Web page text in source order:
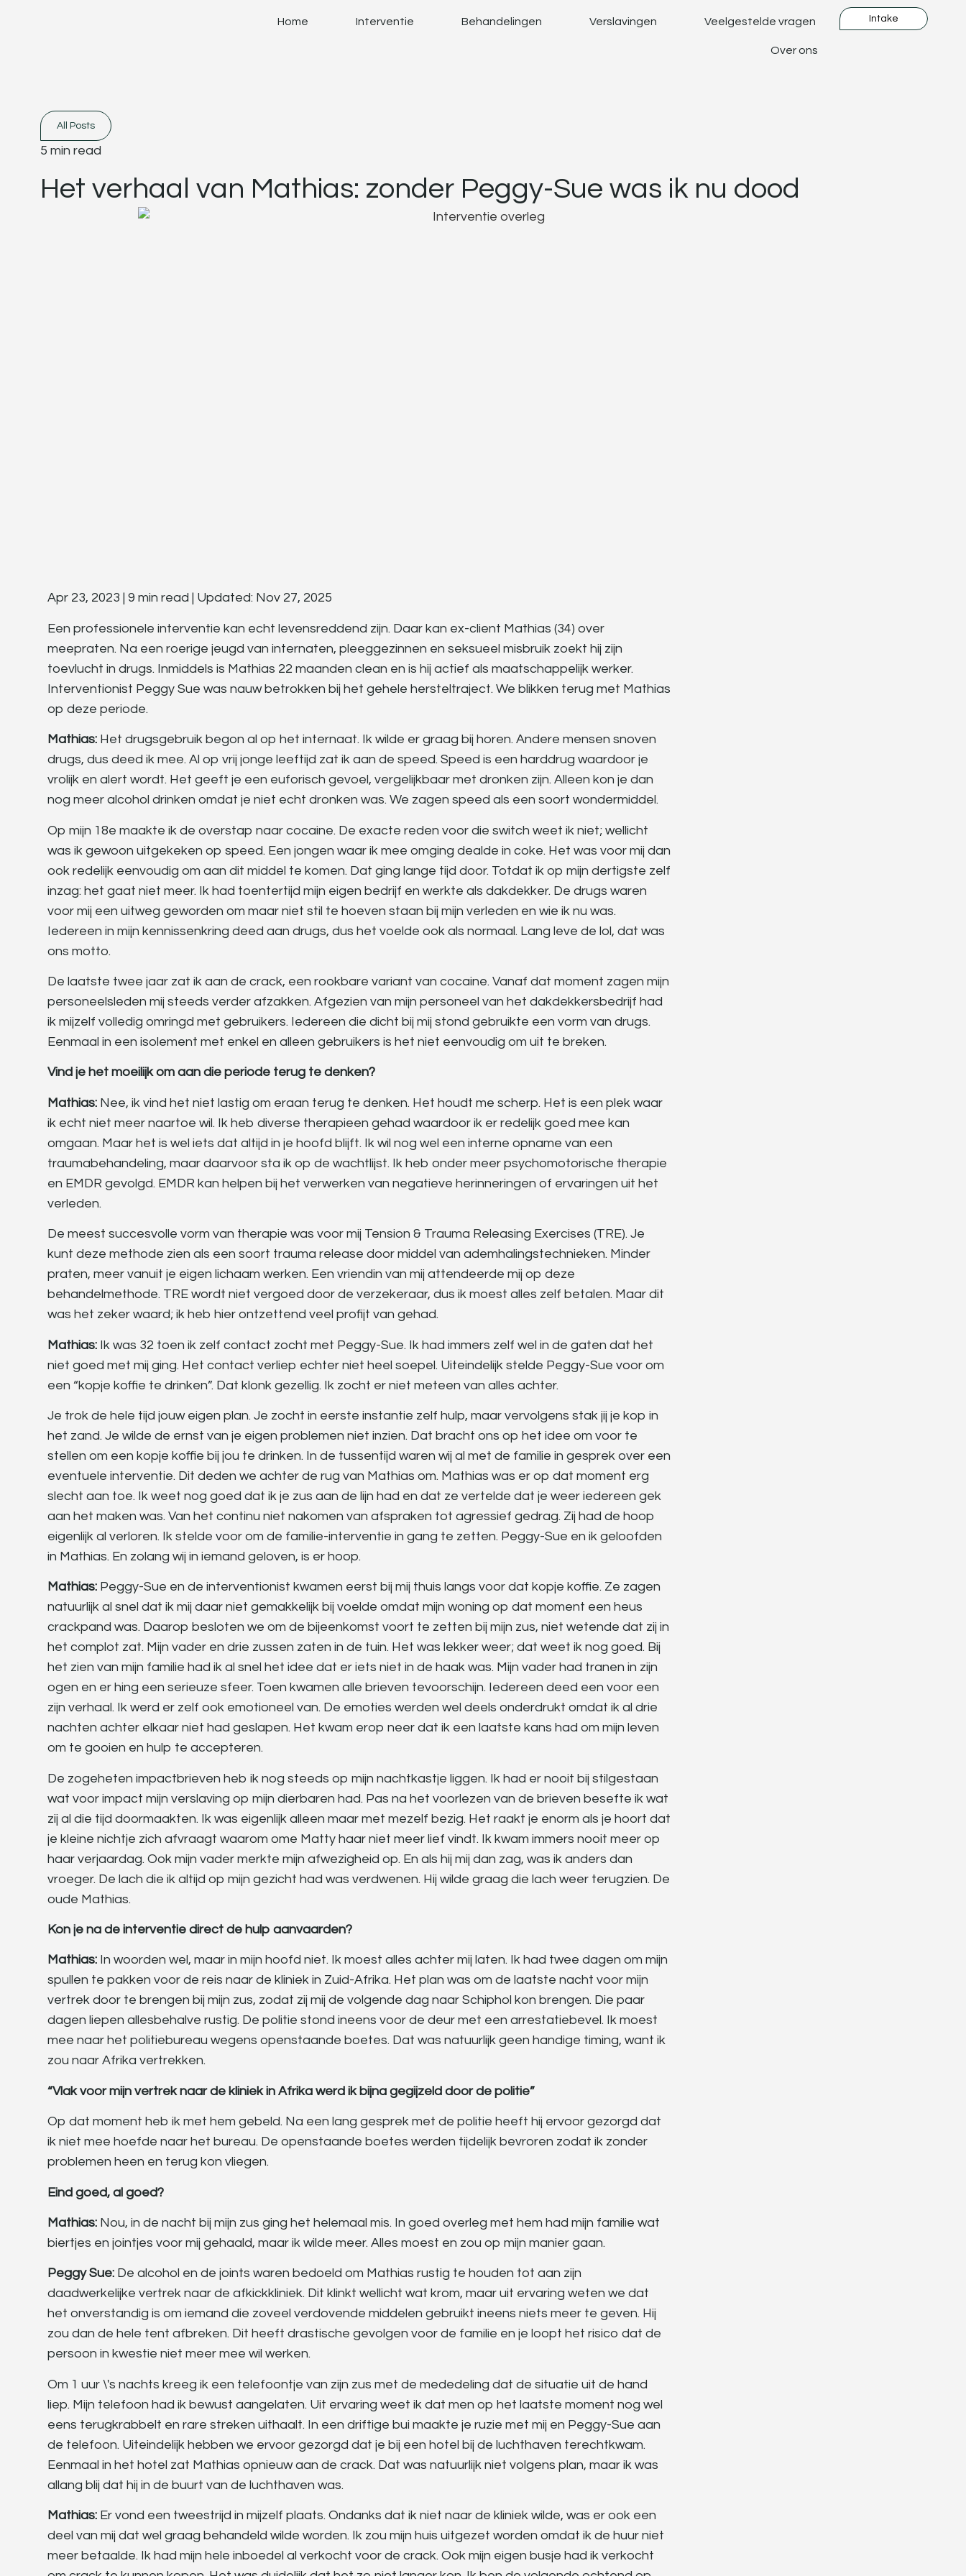
Home Interventie Behandelingen Verslavingen Veelgestelde vragen
Over ons
Intake
All Posts
5 min read
Het verhaal van Mathias: zonder Peggy-Sue was ik nu dood
Apr 23, 2023 | 9 min read | Updated: Nov 27, 2025
Een professionele interventie kan echt levensreddend zijn. Daar kan ex-client Mathias (34) over
meepraten. Na een roerige jeugd van internaten, pleeggezinnen en seksueel misbruik zoekt hij zijn
toevlucht in drugs. Inmiddels is Mathias 22 maanden clean en is hij actief als maatschappelijk werker.
Interventionist Peggy Sue was nauw betrokken bij het gehele hersteltraject. We blikken terug met Mathias
op deze periode.
Mathias: Het drugsgebruik begon al op het internaat. Ik wilde er graag bij horen. Andere mensen snoven
drugs, dus deed ik mee. Al op vrij jonge leeftijd zat ik aan de speed. Speed is een harddrug waardoor je
vrolijk en alert wordt. Het geeft je een euforisch gevoel, vergelijkbaar met dronken zijn. Alleen kon je dan
nog meer alcohol drinken omdat je niet echt dronken was. We zagen speed als een soort wondermiddel.
Op mijn 18e maakte ik de overstap naar cocaine. De exacte reden voor die switch weet ik niet; wellicht
was ik gewoon uitgekeken op speed. Een jongen waar ik mee omging dealde in coke. Het was voor mij dan
ook redelijk eenvoudig om aan dit middel te komen. Dat ging lange tijd door. Totdat ik op mijn dertigste zelf
inzag: het gaat niet meer. Ik had toentertijd mijn eigen bedrijf en werkte als dakdekker. De drugs waren
voor mij een uitweg geworden om maar niet stil te hoeven staan bij mijn verleden en wie ik nu was.
Iedereen in mijn kennissenkring deed aan drugs, dus het voelde ook als normaal. Lang leve de lol, dat was
ons motto.
De laatste twee jaar zat ik aan de crack, een rookbare variant van cocaine. Vanaf dat moment zagen mijn
personeelsleden mij steeds verder afzakken. Afgezien van mijn personeel van het dakdekkersbedrijf had
ik mijzelf volledig omringd met gebruikers. Iedereen die dicht bij mij stond gebruikte een vorm van drugs.
Eenmaal in een isolement met enkel en alleen gebruikers is het niet eenvoudig om uit te breken.
Vind je het moeilijk om aan die periode terug te denken?
Mathias: Nee, ik vind het niet lastig om eraan terug te denken. Het houdt me scherp. Het is een plek waar
ik echt niet meer naartoe wil. Ik heb diverse therapieen gehad waardoor ik er redelijk goed mee kan
omgaan. Maar het is wel iets dat altijd in je hoofd blijft. Ik wil nog wel een interne opname van een
traumabehandeling, maar daarvoor sta ik op de wachtlijst. Ik heb onder meer psychomotorische therapie
en EMDR gevolgd. EMDR kan helpen bij het verwerken van negatieve herinneringen of ervaringen uit het
verleden.
De meest succesvolle vorm van therapie was voor mij Tension & Trauma Releasing Exercises (TRE). Je
kunt deze methode zien als een soort trauma release door middel van ademhalingstechnieken. Minder
praten, meer vanuit je eigen lichaam werken. Een vriendin van mij attendeerde mij op deze
behandelmethode. TRE wordt niet vergoed door de verzekeraar, dus ik moest alles zelf betalen. Maar dit
was het zeker waard; ik heb hier ontzettend veel profijt van gehad.
Mathias: Ik was 32 toen ik zelf contact zocht met Peggy-Sue. Ik had immers zelf wel in de gaten dat het
niet goed met mij ging. Het contact verliep echter niet heel soepel. Uiteindelijk stelde Peggy-Sue voor om
een “kopje koffie te drinken”. Dat klonk gezellig. Ik zocht er niet meteen van alles achter.
Je trok de hele tijd jouw eigen plan. Je zocht in eerste instantie zelf hulp, maar vervolgens stak jij je kop in
het zand. Je wilde de ernst van je eigen problemen niet inzien. Dat bracht ons op het idee om voor te
stellen om een kopje koffie bij jou te drinken. In de tussentijd waren wij al met de familie in gesprek over een
eventuele interventie. Dit deden we achter de rug van Mathias om. Mathias was er op dat moment erg
slecht aan toe. Ik weet nog goed dat ik je zus aan de lijn had en dat ze vertelde dat je weer iedereen gek
aan het maken was. Van het continu niet nakomen van afspraken tot agressief gedrag. Zij had de hoop
eigenlijk al verloren. Ik stelde voor om de familie-interventie in gang te zetten. Peggy-Sue en ik geloofden
in Mathias. En zolang wij in iemand geloven, is er hoop.
Mathias: Peggy-Sue en de interventionist kwamen eerst bij mij thuis langs voor dat kopje koffie. Ze zagen
natuurlijk al snel dat ik mij daar niet gemakkelijk bij voelde omdat mijn woning op dat moment een heus
crackpand was. Daarop besloten we om de bijeenkomst voort te zetten bij mijn zus, niet wetende dat zij in
het complot zat. Mijn vader en drie zussen zaten in de tuin. Het was lekker weer; dat weet ik nog goed. Bij
het zien van mijn familie had ik al snel het idee dat er iets niet in de haak was. Mijn vader had tranen in zijn
ogen en er hing een serieuze sfeer. Toen kwamen alle brieven tevoorschijn. Iedereen deed een voor een
zijn verhaal. Ik werd er zelf ook emotioneel van. De emoties werden wel deels onderdrukt omdat ik al drie
nachten achter elkaar niet had geslapen. Het kwam erop neer dat ik een laatste kans had om mijn leven
om te gooien en hulp te accepteren.
De zogeheten impactbrieven heb ik nog steeds op mijn nachtkastje liggen. Ik had er nooit bij stilgestaan
wat voor impact mijn verslaving op mijn dierbaren had. Pas na het voorlezen van de brieven besefte ik wat
zij al die tijd doormaakten. Ik was eigenlijk alleen maar met mezelf bezig. Het raakt je enorm als je hoort dat
je kleine nichtje zich afvraagt waarom ome Matty haar niet meer lief vindt. Ik kwam immers nooit meer op
haar verjaardag. Ook mijn vader merkte mijn afwezigheid op. En als hij mij dan zag, was ik anders dan
vroeger. De lach die ik altijd op mijn gezicht had was verdwenen. Hij wilde graag die lach weer terugzien. De
oude Mathias.
Kon je na de interventie direct de hulp aanvaarden?
Mathias: In woorden wel, maar in mijn hoofd niet. Ik moest alles achter mij laten. Ik had twee dagen om mijn
spullen te pakken voor de reis naar de kliniek in Zuid-Afrika. Het plan was om de laatste nacht voor mijn
vertrek door te brengen bij mijn zus, zodat zij mij de volgende dag naar Schiphol kon brengen. Die paar
dagen liepen allesbehalve rustig. De politie stond ineens voor de deur met een arrestatiebevel. Ik moest
mee naar het politiebureau wegens openstaande boetes. Dat was natuurlijk geen handige timing, want ik
zou naar Afrika vertrekken.
“Vlak voor mijn vertrek naar de kliniek in Afrika werd ik bijna gegijzeld door de politie”
Op dat moment heb ik met hem gebeld. Na een lang gesprek met de politie heeft hij ervoor gezorgd dat
ik niet mee hoefde naar het bureau. De openstaande boetes werden tijdelijk bevroren zodat ik zonder
problemen heen en terug kon vliegen.
Eind goed, al goed?
Mathias: Nou, in de nacht bij mijn zus ging het helemaal mis. In goed overleg met hem had mijn familie wat
biertjes en jointjes voor mij gehaald, maar ik wilde meer. Alles moest en zou op mijn manier gaan.
Peggy Sue: De alcohol en de joints waren bedoeld om Mathias rustig te houden tot aan zijn
daadwerkelijke vertrek naar de afkickkliniek. Dit klinkt wellicht wat krom, maar uit ervaring weten we dat
het onverstandig is om iemand die zoveel verdovende middelen gebruikt ineens niets meer te geven. Hij
zou dan de hele tent afbreken. Dit heeft drastische gevolgen voor de familie en je loopt het risico dat de
persoon in kwestie niet meer mee wil werken.
Om 1 uur \'s nachts kreeg ik een telefoontje van zijn zus met de mededeling dat de situatie uit de hand
liep. Mijn telefoon had ik bewust aangelaten. Uit ervaring weet ik dat men op het laatste moment nog wel
eens terugkrabbelt en rare streken uithaalt. In een driftige bui maakte je ruzie met mij en Peggy-Sue aan
de telefoon. Uiteindelijk hebben we ervoor gezorgd dat je bij een hotel bij de luchthaven terechtkwam.
Eenmaal in het hotel zat Mathias opnieuw aan de crack. Dat was natuurlijk niet volgens plan, maar ik was
allang blij dat hij in de buurt van de luchthaven was.
Mathias: Er vond een tweestrijd in mijzelf plaats. Ondanks dat ik niet naar de kliniek wilde, was er ook een
deel van mij dat wel graag behandeld wilde worden. Ik zou mijn huis uitgezet worden omdat ik de huur niet
meer betaalde. Ik had mijn hele inboedel al verkocht voor de crack. Ook mijn eigen busje had ik verkocht